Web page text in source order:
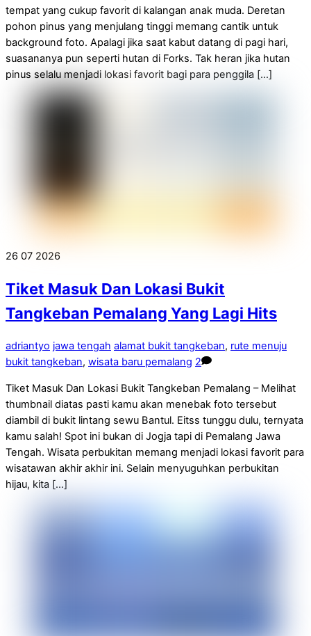
tempat yang cukup favorit di kalangan anak muda. Deretan
pohon pinus yang menjulang tinggi memang cantik untuk
background foto. Apalagi jika saat kabut datang di pagi hari,
suasananya pun seperti hutan di Forks. Tak heran jika hutan
pinus selalu menjadi lokasi favorit bagi para penggila […]
26 07 2026
Tiket Masuk Dan Lokasi Bukit
Tangkeban Pemalang Yang Lagi Hits
adriantyo jawa tengah alamat bukit tangkeban, rute menuju
bukit tangkeban, wisata baru pemalang 2
Tiket Masuk Dan Lokasi Bukit Tangkeban Pemalang – Melihat
thumbnail diatas pasti kamu akan menebak foto tersebut
diambil di bukit lintang sewu Bantul. Eitss tunggu dulu, ternyata
kamu salah! Spot ini bukan di Jogja tapi di Pemalang Jawa
Tengah. Wisata perbukitan memang menjadi lokasi favorit para
wisatawan akhir akhir ini. Selain menyuguhkan perbukitan
hijau, kita […]